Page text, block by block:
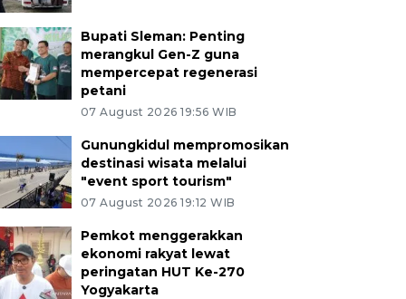
Bupati Sleman: Penting
merangkul Gen-Z guna
mempercepat regenerasi
petani
07 August 2026 19:56 WIB
Gunungkidul mempromosikan
destinasi wisata melalui
"event sport tourism"
07 August 2026 19:12 WIB
Pemkot menggerakkan
ekonomi rakyat lewat
peringatan HUT Ke-270
Yogyakarta